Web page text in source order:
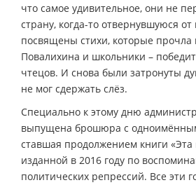
что самое удивительное, они не
страну, когда-то отвернувшуюся
посвящены стихи, которые прочла
Повалихина и школьники –
чтецов. И снова были затронуты
не мог сдержать слёз.
Специально к этому дню
выпущена брошюра с
ставшая продолжением книги «Эта
изданной в 2016 году по
политических репрессий. Все эти